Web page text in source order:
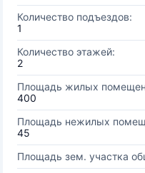
Количество подъездов:
1
Количество этажей:
2
Площадь жилых
400
Площадь нежилых
45
Площадь зем. участка